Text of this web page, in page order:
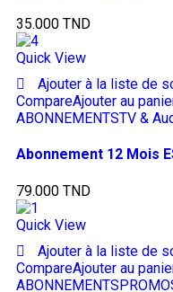
35.000 TND
Quick View
Ajouter à la liste de
CompareAjouter au
ABONNEMENTSTV &
Abonnement 12 Mois
79.000 TND
Quick View
Ajouter à la liste de
CompareAjouter au
ABONNEMENTS